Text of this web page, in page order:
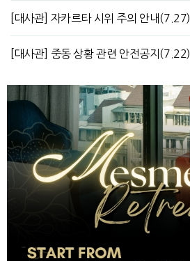
[대사관] 자카르타 시위 주의 안내(7.27)
[대사관] 중동 상황 관련 안전공지(7.22)